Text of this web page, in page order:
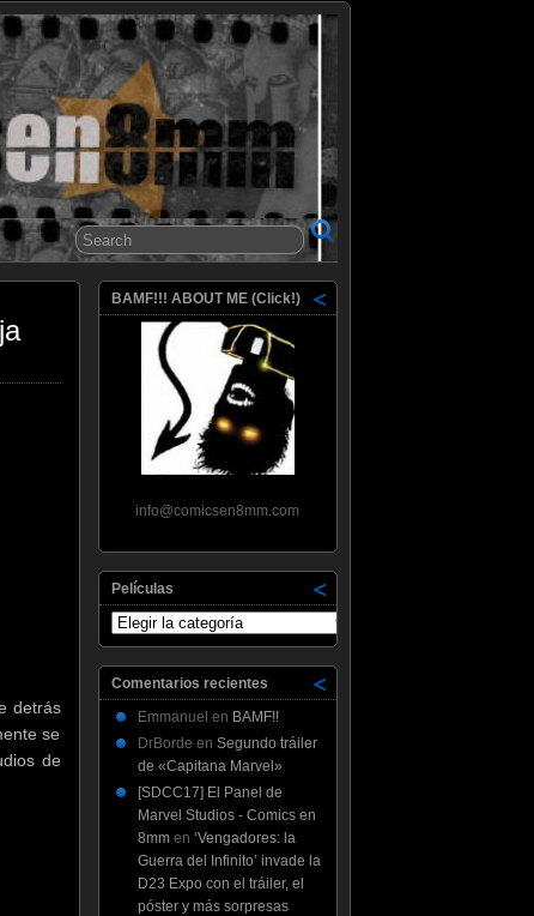
detrás
se
de
BAMF!!! ABOUT ME (Click!)
info@comicsen8mm.com
Películas
Películas
Comentarios recientes
Emmanuel en BAMF!!
DrBorde en Segundo tráiler
de «Capitana Marvel»
[SDCC17] El Panel de
Marvel Studios - Comics en
8mmen ‘Vengadores: la
Guerra del Infinito’ invade la
D23 Expo con el tráiler, el
póster y más sorpresas